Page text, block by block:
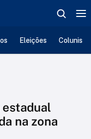
Eleições
na zona